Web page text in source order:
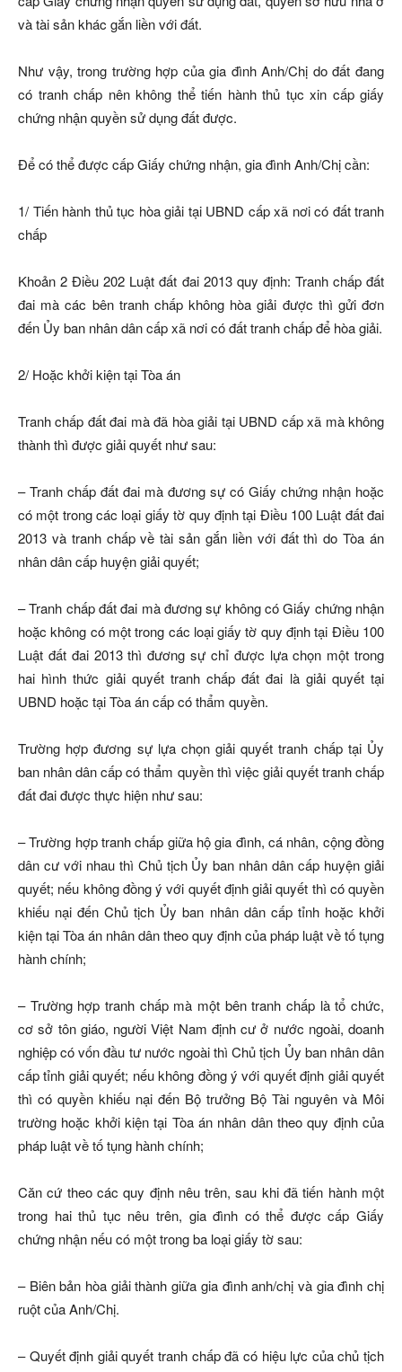
và tài sản khác gắn liền với đất.
Như vậy, trong trường hợp của gia đình Anh/Chị do đất đang
có tranh chấp nên không thể tiến hành thủ tục xin cấp giấy
chứng nhận quyền sử dụng đất được.
Để có thể được cấp Giấy chứng nhận, gia đình Anh/Chị cần:
1/ Tiến hành thủ tục hòa giải tại UBND cấp xã nơi có đất tranh
chấp
Khoản 2 Điều 202 Luật đất đai 2013 quy định: Tranh chấp đất
đai mà các bên tranh chấp không hòa giải được thì gửi đơn
đến Ủy ban nhân dân cấp xã nơi có đất tranh chấp để hòa giải.
2/ Hoặc khởi kiện tại Tòa án
Tranh chấp đất đai mà đã hòa giải tại UBND cấp xã mà không
thành thì được giải quyết như sau:
– Tranh chấp đất đai mà đương sự có Giấy chứng nhận hoặc
có một trong các loại giấy tờ quy định tại Điều 100 Luật đất đai
2013 và tranh chấp về tài sản gắn liền với đất thì do Tòa án
nhân dân cấp huyện giải quyết;
– Tranh chấp đất đai mà đương sự không có Giấy chứng nhận
hoặc không có một trong các loại giấy tờ quy định tại Điều 100
Luật đất đai 2013 thì đương sự chỉ được lựa chọn một trong
hai hình thức giải quyết tranh chấp đất đai là giải quyết tại
UBND hoặc tại Tòa án cấp có thẩm quyền.
Trường hợp đương sự lựa chọn giải quyết tranh chấp tại Ủy
ban nhân dân cấp có thẩm quyền thì việc giải quyết tranh chấp
đất đai được thực hiện như sau:
– Trường hợp tranh chấp giữa hộ gia đình, cá nhân, cộng đồng
dân cư với nhau thì Chủ tịch Ủy ban nhân dân cấp huyện giải
quyết; nếu không đồng ý với quyết định giải quyết thì có quyền
khiếu nại đến Chủ tịch Ủy ban nhân dân cấp tỉnh hoặc khởi
kiện tại Tòa án nhân dân theo quy định của pháp luật về tố tụng
hành chính;
– Trường hợp tranh chấp mà một bên tranh chấp là tổ chức,
cơ sở tôn giáo, người Việt Nam định cư ở nước ngoài, doanh
nghiệp có vốn đầu tư nước ngoài thì Chủ tịch Ủy ban nhân dân
cấp tỉnh giải quyết; nếu không đồng ý với quyết định giải quyết
thì có quyền khiếu nại đến Bộ trưởng Bộ Tài nguyên và Môi
trường hoặc khởi kiện tại Tòa án nhân dân theo quy định của
pháp luật về tố tụng hành chính;
Căn cứ theo các quy định nêu trên, sau khi đã tiến hành một
trong hai thủ tục nêu trên, gia đình có thể được cấp Giấy
chứng nhận nếu có một trong ba loại giấy tờ sau:
– Biên bản hòa giải thành giữa gia đình anh/chị và gia đình chị
ruột của Anh/Chị.
– Quyết định giải quyết tranh chấp đã có hiệu lực của chủ tịch